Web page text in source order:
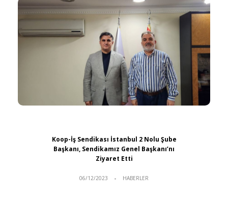
Koop-İş Sendikası İstanbul 2 Nolu Şube
Başkanı, Sendikamız Genel Başkanı’nı
Ziyaret Etti
06/12/2023 HABERLER